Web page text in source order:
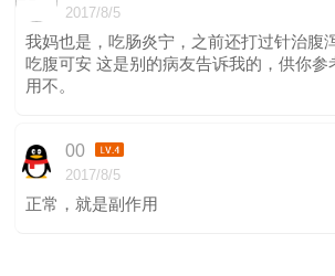
2017/8/5
我妈也是，吃肠炎宁，之前还打过针治腹
吃腹可安 这是别的病友告诉我的，供你参
用不。
00
2017/8/5
正常，就是副作用